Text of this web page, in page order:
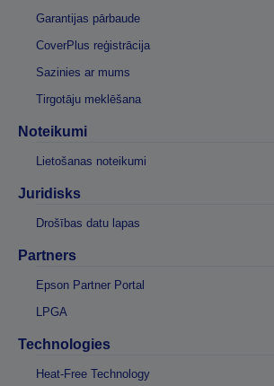
Garantijas pārbaude
CoverPlus reģistrācija
Sazinies ar mums
Tirgotāju meklēšana
Noteikumi
Lietošanas noteikumi
Juridisks
Drošības datu lapas
Partners
Epson Partner Portal
LPGA
Technologies
Heat-Free Technology